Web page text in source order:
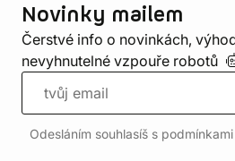
Novinky mailem
Čerstvé info o novinkách,
nevyhnutelné vzpouře robotů
Odesláním souhlasíš s